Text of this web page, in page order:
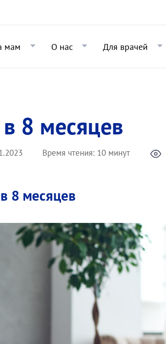
мам О нас Для врачей
8 месяцев
Время чтения: 10 минут
8 месяцев